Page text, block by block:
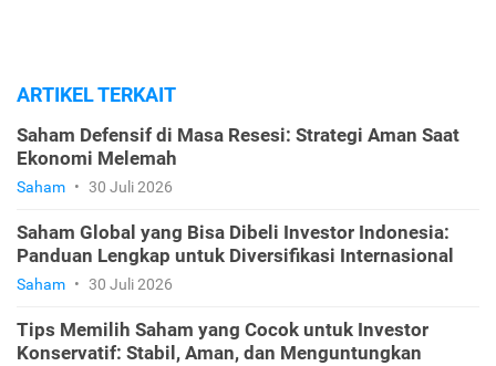
ARTIKEL TERKAIT
Saham Defensif di Masa Resesi: Strategi Aman Saat
Ekonomi Melemah
Saham • 30 Juli 2026
Saham Global yang Bisa Dibeli Investor Indonesia:
Panduan Lengkap untuk Diversifikasi Internasional
Saham • 30 Juli 2026
Tips Memilih Saham yang Cocok untuk Investor
Konservatif: Stabil, Aman, dan Menguntungkan